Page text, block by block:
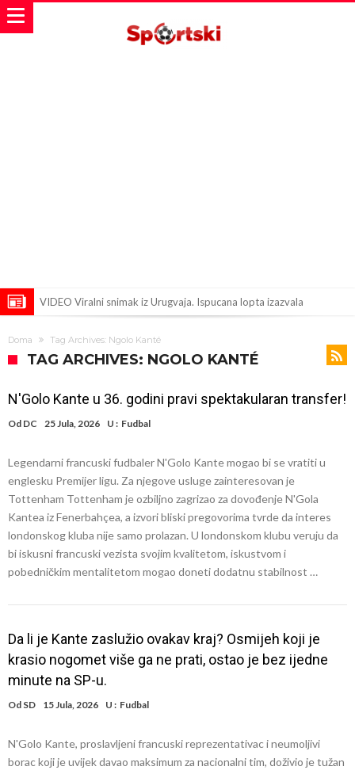
VIDEO Viralni snimak iz Urugvaja. Ispucana lopta izazvala
stigla za Ardu Gulera!
Španija na nogama, Barselona i Real u strahu: “Novi Haaland” je
ne mogu da veruju šta priča
Milan smanjuje sastav
Potpuni rat – Barsa kvari Atletikov najvažniji letnji transfer?!
Infantino i ljubavnička veza: Kontroverzni detalji i novčana isplata iz
UEFA
Murinjo uvodi strogu disciplinu u Real Madrid. Ovo su tri nova
pravila
Arsenal za 138 miliona evra dovodi zvezdu Serie A?
Doma Tag Archives: Ngolo Kanté
TAG ARCHIVES: NGOLO KANTÉ
N'Golo Kante u 36. godini pravi spektakularan transfer!
Od DC 25 Jula, 2026 U : Fudbal
Legendarni francuski fudbaler N'Golo Kante mogao bi se vratiti u
englesku Premijer ligu. Za njegove usluge zainteresovan je
Tottenham Tottenham je ozbiljno zagrizao za dovođenje N'Gola
Kantea iz Fenerbahçea, a izvori bliski pregovorima tvrde da interes
londonskog kluba nije samo prolazan. U londonskom klubu veruju da
bi iskusni francuski vezista svojim kvalitetom, iskustvom i
pobedničkim mentalitetom mogao doneti dodatnu stabilnost …
Da li je Kante zaslužio ovakav kraj? Osmijeh koji je
krasio nogomet više ga ne prati, ostao je bez ijedne
minute na SP-u.
Od SD 15 Jula, 2026 U : Fudbal
N'Golo Kante, proslavljeni francuski reprezentativac i neumoljivi
borac koji je uvijek davao maksimum za nacionalni tim, doživio je tužan